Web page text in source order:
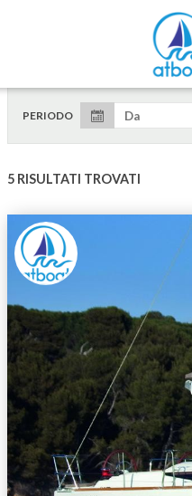
PERIODO
5 RISULTATI TROVATI